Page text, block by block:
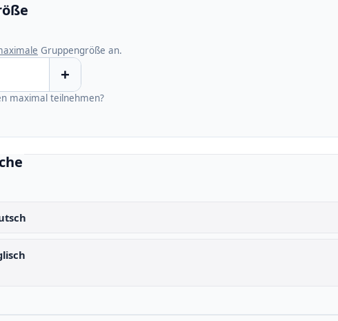
Gruppengröße an.
+
maximal teilnehmen?